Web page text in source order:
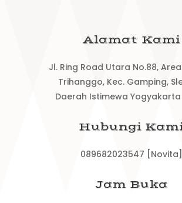
Alamat Kami
Jl. Ring Road Utara No.88,
Trihanggo, Kec. Gamping,
Daerah Istimewa Yogyakarta
Hubungi
089682023547 [Novita]
Jam Buka